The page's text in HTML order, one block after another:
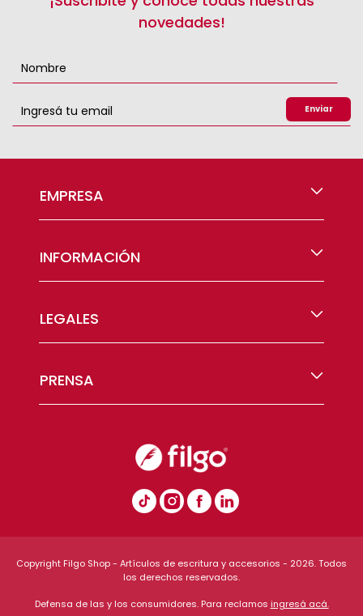
novedades!
EMPRESA
INFORMACIÓN
LEGALES
PRENSA
Copyright Filgo Shop - Artículos de escritura y accesorios - 2026. Todos
los derechos reservados.
Defensa de las y los consumidores. Para reclamos ingresá acá.